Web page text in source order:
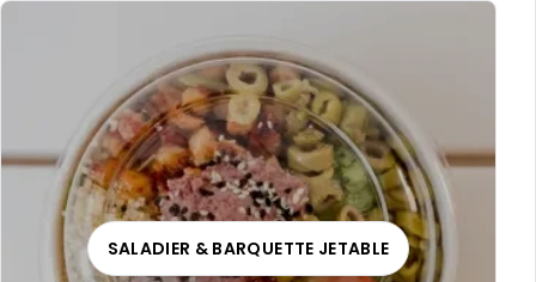
SALADIER & BARQUETTE JETABLE